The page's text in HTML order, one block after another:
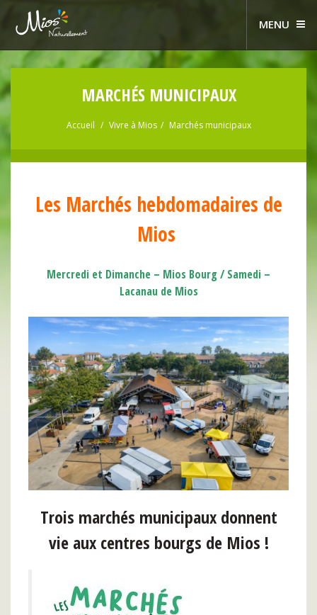
MENU
MARCHÉS MUNICIPAUX
Accueil Vivre à Mios Marchés municipaux
Les Marchés hebdomadaires de
Mios
Mercredi et Dimanche – Mios Bourg / Samedi –
Lacanau de Mios
Trois marchés municipaux donnent
vie aux centres bourgs de Mios !